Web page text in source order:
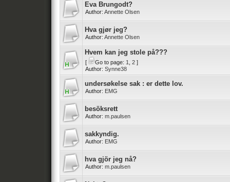
Eva Brungodt?
Author: Annette Olsen
Hva gjør jeg?
Author: Annette Olsen
Hvem kan jeg stole på???
[ Go to page: 1 2 ]
Author: Synne38
undersøkelse sak : er dette lov.
Author: EMG
besöksrett
Author: m.paulsen
sakkyndig.
Author: EMG
hva gjör jeg nå?
Author: m.paulsen